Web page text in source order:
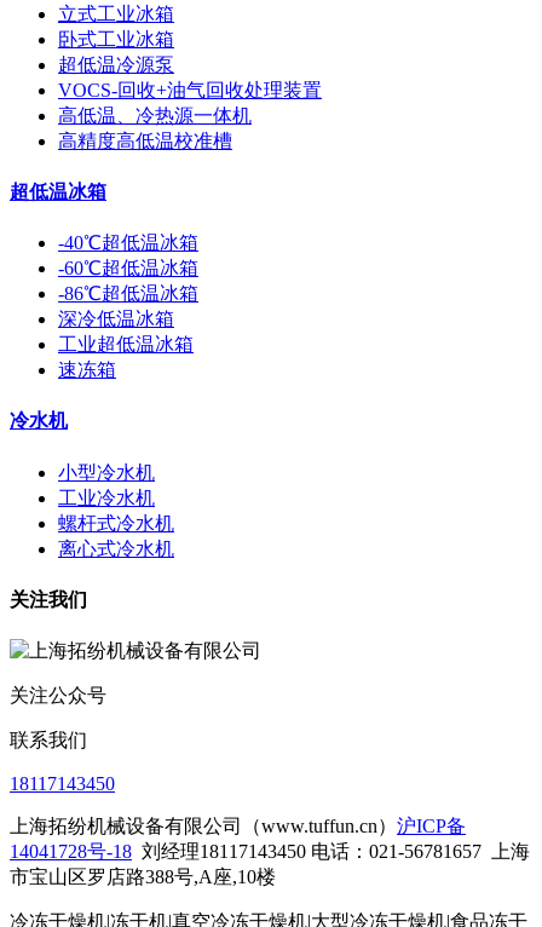
立式工业冰箱
卧式工业冰箱
超低温冷源泵
VOCS-回收+油气回收处理装置
高低温、冷热源一体机
高精度高低温校准槽
超低温冰箱
-40℃超低温冰箱
-60℃超低温冰箱
-86℃超低温冰箱
深冷低温冰箱
工业超低温冰箱
速冻箱
冷水机
小型冷水机
工业冷水机
螺杆式冷水机
离心式冷水机
关注我们
关注公众号
联系我们
18117143450
上海拓纷机械设备有限公司（www.tuffun.cn） 沪ICP备
14041728号-18 刘经理18117143450 电话：021-56781657
上海
市宝山区罗店路388号,A座,10楼
冷冻干燥机|冻干机|真空冷冻干燥机|大型冷冻干燥机|食品冻干